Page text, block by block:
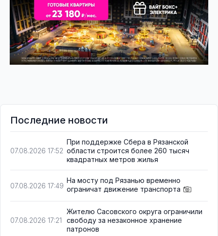
Последние новости
07.08.2026 17:52
При поддержке Сбера в Рязанской
области строится более 260 тысяч
квадратных метров жилья
07.08.2026 17:49
На мосту под Рязанью временно
ограничат движение транспорта
07.08.2026 17:21
Жителю Сасовского округа ограничили
свободу за незаконное хранение
патронов